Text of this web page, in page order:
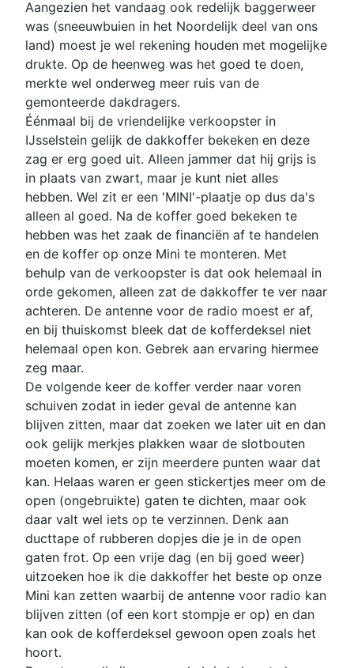
Aangezien het vandaag ook redelijk baggerweer
was (sneeuwbuien in het Noordelijk deel van ons
land) moest je wel rekening houden met mogelijke
drukte. Op de heenweg was het goed te doen,
merkte wel onderweg meer ruis van de
gemonteerde dakdragers.
Éénmaal bij de vriendelijke verkoopster in
IJsselstein gelijk de dakkoffer bekeken en deze
zag er erg goed uit. Alleen jammer dat hij grijs is
in plaats van zwart, maar je kunt niet alles
hebben. Wel zit er een 'MINI'-plaatje op dus da's
alleen al goed. Na de koffer goed bekeken te
hebben was het zaak de financiën af te handelen
en de koffer op onze Mini te monteren. Met
behulp van de verkoopster is dat ook helemaal in
orde gekomen, alleen zat de dakkoffer te ver naar
achteren. De antenne voor de radio moest er af,
en bij thuiskomst bleek dat de kofferdeksel niet
helemaal open kon. Gebrek aan ervaring hiermee
zeg maar.
De volgende keer de koffer verder naar voren
schuiven zodat in ieder geval de antenne kan
blijven zitten, maar dat zoeken we later uit en dan
ook gelijk merkjes plakken waar de slotbouten
moeten komen, er zijn meerdere punten waar dat
kan. Helaas waren er geen stickertjes meer om de
open (ongebruikte) gaten te dichten, maar ook
daar valt wel iets op te verzinnen. Denk aan
ducttape of rubberen dopjes die je in de open
gaten frot. Op een vrije dag (en bij goed weer)
uitzoeken hoe ik die dakkoffer het beste op onze
Mini kan zetten waarbij de antenne voor radio kan
blijven zitten (of een kort stompje er op) en dan
kan ook de kofferdeksel gewoon open zoals het
hoort.